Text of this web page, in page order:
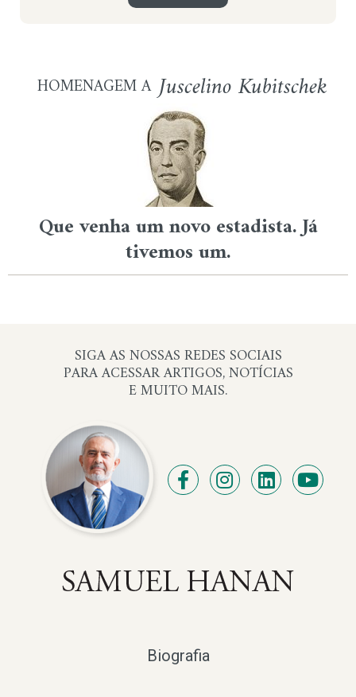
HOMENAGEM A Juscelino Kubitschek
Que venha um novo estadista. Já
tivemos um.
SIGA AS NOSSAS REDES SOCIAIS
PARA ACESSAR ARTIGOS, NOTÍCIAS
E MUITO MAIS.
Biografia